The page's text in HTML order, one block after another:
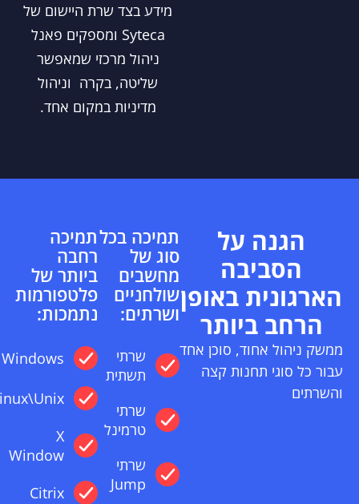
מידע בצד שרת היישום של
Syteca ומספקים פאנל
ניהול מרכזי שמאפשר
שליטה, בקרה וניהול
מדיניות במקום אחד.
הגנה על
הסביבה
הארגונית באופן
הרחב ביותר
ממשק ניהול אחוד, סוכן אחד
עבור כל סוגי תחנות קצה
והשרתים
תמיכה בכל
סוג של
מחשבים
שולחניים
ושרתים:
שרתי
תשתית
שרתי
טרמינל
שרתי
Jump
תמיכה
רחבה
ביותר של
פלטפורמות
נתמכות:
Windows
Linux\Unix
X
Window
Citrix